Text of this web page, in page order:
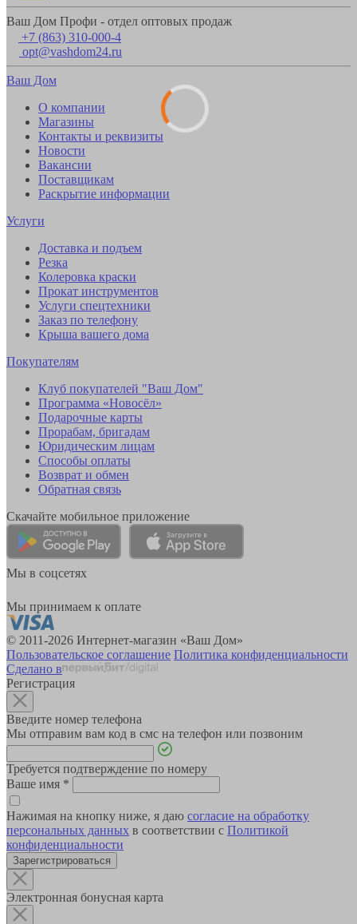
Ваш Дом Профи - отдел оптовых продаж
+7 (863) 310-000-4
opt@vashdom24.ru
Ваш Дом
О компании
Магазины
Контакты и реквизиты
Новости
Вакансии
Поставщикам
Раскрытие информации
Услуги
Доставка и подъем
Резка
Колеровка краски
Прокат инструментов
Услуги спецтехники
Заказ по телефону
Крыша вашего дома
Покупателям
Клуб покупателей "Ваш Дом"
Программа «Новосёл»
Подарочные карты
Прорабам, бригадам
Юридическим лицам
Способы оплаты
Возврат и обмен
Обратная связь
Скачайте мобильное приложение
Мы в соцсетях
Мы принимаем к оплате
© 2011-2026 Интернет-магазин «Ваш Дом»
Пользовательское соглашение Политика конфиденциальности
Сделано в
Регистрация
Введите номер телефона
Мы отправим вам код в смс на телефон или позвоним
Требуется подтверждение по номеру
Ваше имя *
Нажимая на кнопку ниже, я даю согласие на обработку
персональных данных в соответствии с Политикой
конфиденциальности
Зарегистрироваться
Электронная бонусная карта